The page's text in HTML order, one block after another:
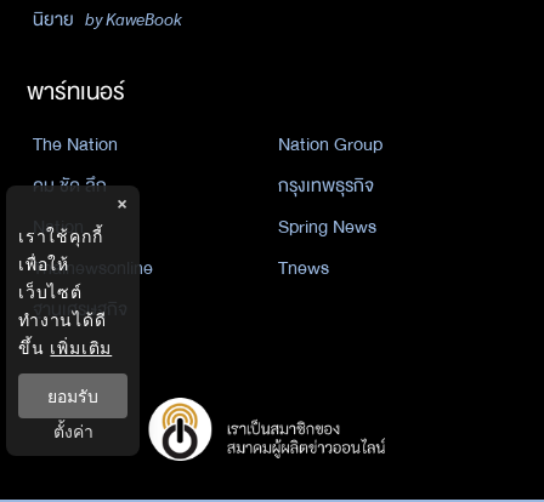
นิยาย by KaweBook
พาร์ทเนอร์
The Nation
Nation Group
คม ชัด ลึก
กรุงเทพธุรกิจ
Nation
Spring News
Thainewsonline
Tnews
ฐานเศรษฐกิจ
×
เราใช้คุกกี้
เพื่อให้
เว็บไซต์
ทำงานได้ดี
ขึ้น เพิ่มเติม
ยอมรับ
ตั้งค่า